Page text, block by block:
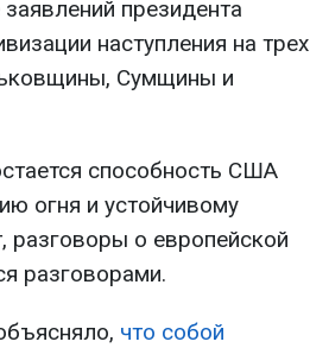
президента
наступления на трех
Сумщины и
способность США
огня и устойчивому
разговоры о европейской
разговорами.
что собой